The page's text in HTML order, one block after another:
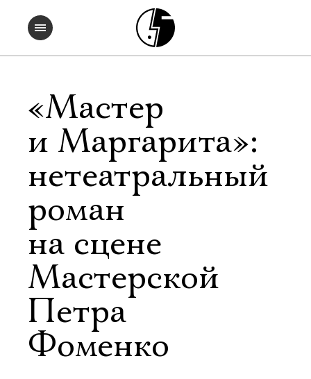
«Мастер
и Маргарита»:
нетеатральный
роман
на сцене
Мастерской
Петра
Фоменко